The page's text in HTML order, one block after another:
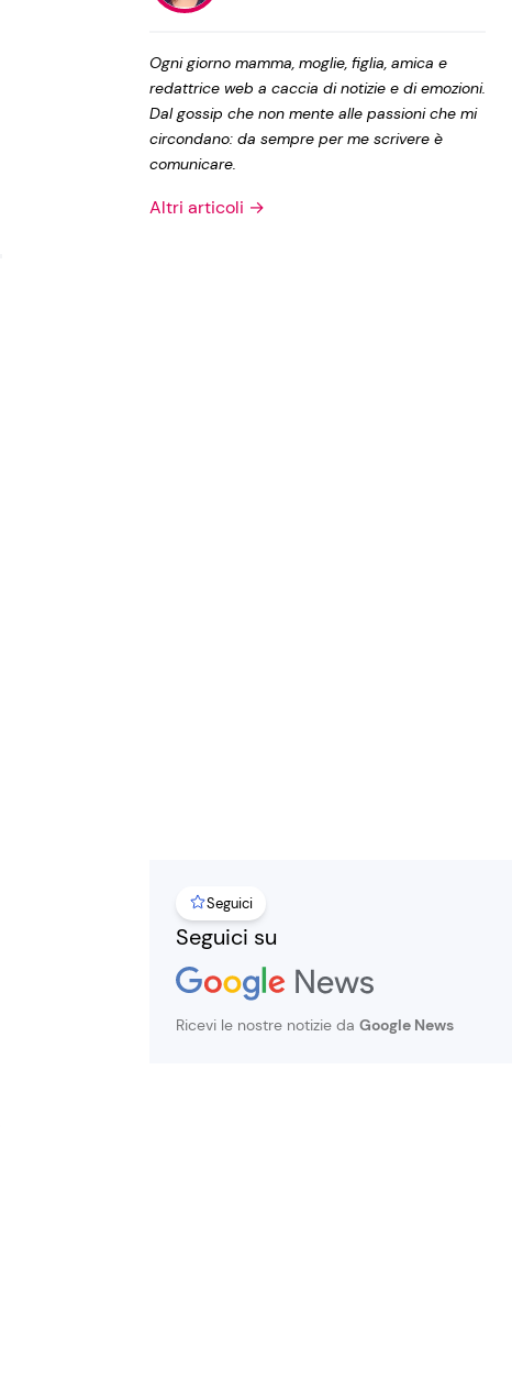
Privacy Policy
Ogni giorno mamma, moglie, figlia, amica e
redattrice web a caccia di notizie e di emozioni.
Dal gossip che non mente alle passioni che mi
circondano: da sempre per me scrivere è
comunicare.
Altri articoli →
Seguici
Seguici su
Ricevi le nostre notizie da Google News